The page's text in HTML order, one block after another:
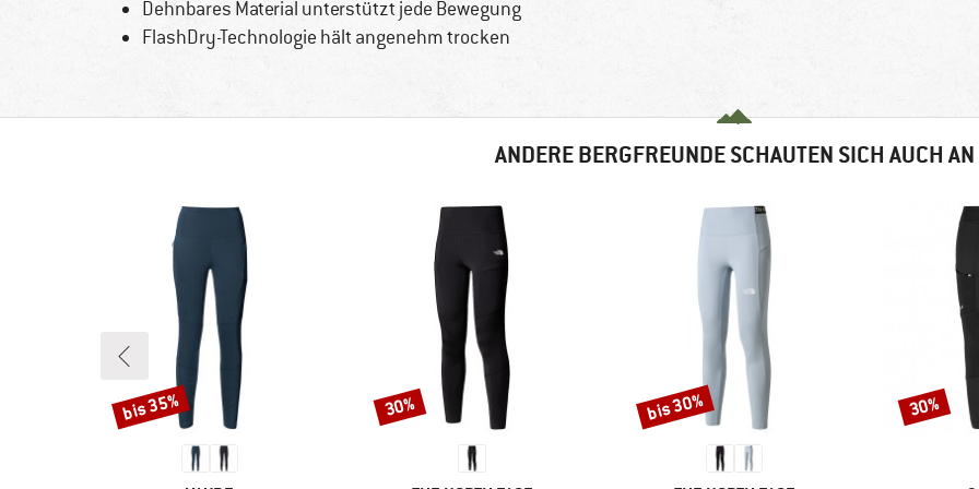
Dehnbares Material unterstützt jede Bewegung
FlashDry-Technologie hält angenehm trocken
ANDERE BERGFREUNDE SCHAUTEN SICH AUCH AN
Rabatt
bis 35% Rabatt
30% Rabatt
bis 30% Rabatt
30%